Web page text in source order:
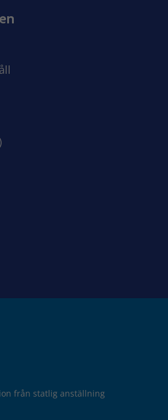
från statlig anställning